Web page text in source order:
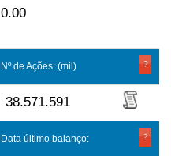
0.00
Nº de Ações: (mil)
38.571.591
Data último balanço: